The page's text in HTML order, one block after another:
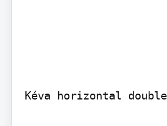
Kéva horizontal double